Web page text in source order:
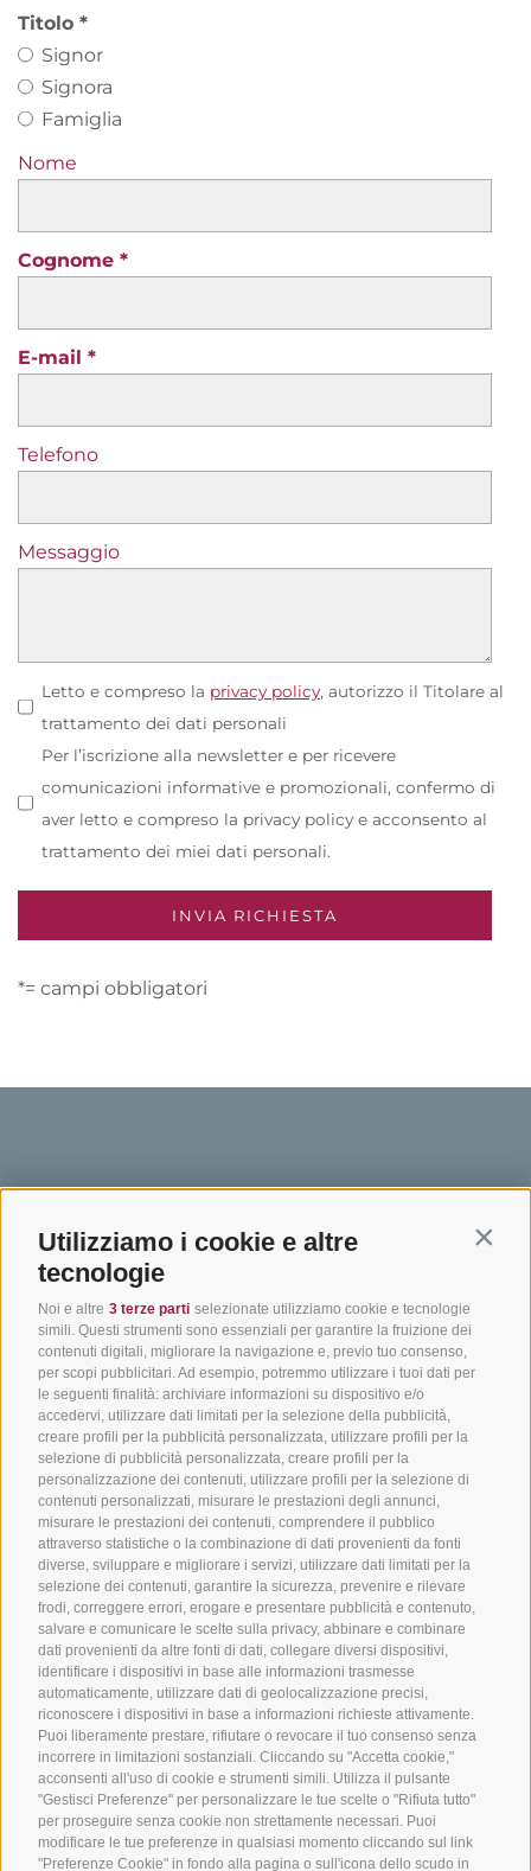
Utilizziamo i cookie e altre
tecnologie
Noi e altre 3 terze parti selezionate utilizziamo cookie e tecnologie
simili. Questi strumenti sono essenziali per garantire la fruizione dei
contenuti digitali, migliorare la navigazione e, previo tuo consenso,
per scopi pubblicitari. Ad esempio, potremmo utilizzare i tuoi dati per
le seguenti finalità: archiviare informazioni su dispositivo e/o
accedervi, utilizzare dati limitati per la selezione della pubblicità,
creare profili per la pubblicità personalizzata, utilizzare profili per la
selezione di pubblicità personalizzata, creare profili per la
personalizzazione dei contenuti, utilizzare profili per la selezione di
contenuti personalizzati, misurare le prestazioni degli annunci,
misurare le prestazioni dei contenuti, comprendere il pubblico
attraverso statistiche o la combinazione di dati provenienti da fonti
diverse, sviluppare e migliorare i servizi, utilizzare dati limitati per la
selezione dei contenuti, garantire la sicurezza, prevenire e rilevare
frodi, correggere errori, erogare e presentare pubblicità e contenuto,
salvare e comunicare le scelte sulla privacy, abbinare e combinare
dati provenienti da altre fonti di dati, collegare diversi dispositivi,
identificare i dispositivi in base alle informazioni trasmesse
automaticamente, utilizzare dati di geolocalizzazione precisi,
riconoscere i dispositivi in base a informazioni richieste attivamente.
Puoi liberamente prestare, rifiutare o revocare il tuo consenso senza
incorrere in limitazioni sostanziali. Cliccando su "Accetta cookie,"
acconsenti all'uso di cookie e strumenti simili. Utilizza il pulsante
"Gestisci Preferenze" per personalizzare le tue scelte o "Rifiuta tutto"
per proseguire senza cookie non strettamente necessari. Puoi
modificare le tue preferenze in qualsiasi momento cliccando sul link
"Preferenze Cookie" in fondo alla pagina o sull'icona dello scudo in
Titolo
Signor
Signora
Famiglia
Nome
Cognome
E-mail
Telefono
Messaggio
Letto e compreso la privacy policy, autorizzo il Titolare al
trattamento dei dati personali
Per l’iscrizione alla newsletter e per ricevere
comunicazioni informative e promozionali, confermo di
aver letto e compreso la privacy policy e acconsento al
trattamento dei miei dati personali.
*= campi obbligatori
SÜDTIROL
Hotel & pacchetti
Pacchetti vacanze
Buoni vacanza
Hot Deals
Bike & Work
ADIGE
Adige
In bici da corsa in Alto
Adige
Ciclabili in Alto Adige
Scuole bike
Tutti i tour
Come
Meteo
Catalogo
info@bikehotels.it
ISCRIVITI ALLA NOSTRA NEWSLETTER
ISCRIVITI ADESSO